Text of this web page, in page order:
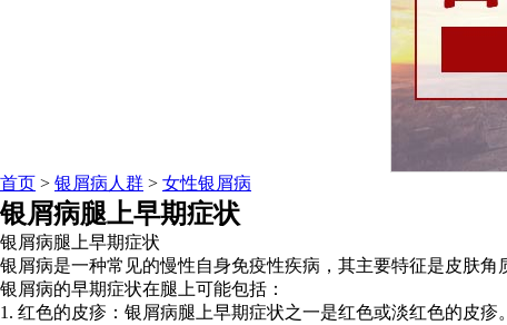
首页 > 银屑病人群 > 女性银屑病
银屑病腿上早期症状
银屑病腿上早期症状
银屑病是一种常见的慢性自身免疫性疾病，其主要特征是皮肤
银屑病的早期症状在腿上可能包括：
1. 红色的皮疹：银屑病腿上早期症状之一是红色或淡红色的皮